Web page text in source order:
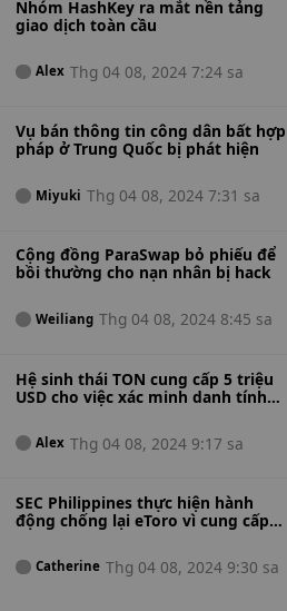
Nhóm HashKey ra mắt nền tảng
giao dịch toàn cầu
Alex Thg 04 08, 2024 7:24 sa
Vụ bán thông tin công dân bất hợp
pháp ở Trung Quốc bị phát hiện
Miyuki Thg 04 08, 2024 7:31 sa
Cộng đồng ParaSwap bỏ phiếu để
bồi thường cho nạn nhân bị hack
Weiliang Thg 04 08, 2024 8:45 sa
Hệ sinh thái TON cung cấp 5 triệu
USD cho việc xác minh danh tính
Alex Thg 04 08, 2024 9:17 sa
SEC Philippines thực hiện hành
động chống lại eToro vì cung cấp
Catherine Thg 04 08, 2024 9:30 sa